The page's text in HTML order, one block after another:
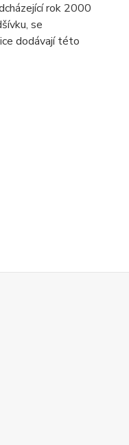
rok 2000
se
dodávají této